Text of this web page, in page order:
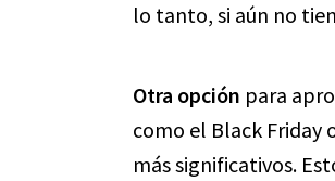
lo tanto, si aún no
Otra opción para
como el Black Friday
más significativos.